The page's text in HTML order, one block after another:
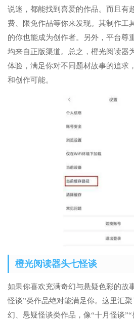
说迷，都能找到喜爱的作品。而且有
费、限免作品等你来发现。其制作工
的你也能成为创作者。另外，平台尊
均来自正版渠道。总之，橙光阅读器
体验，满足你对不同题材故事的追求
和创作可能。
橙光阅读器头七怪谈
如果你喜欢充满奇幻与悬疑色彩的故
怪谈”类作品绝对能满足你。这里汇
幻、悬疑怪谈类作品，像“十月怪谈